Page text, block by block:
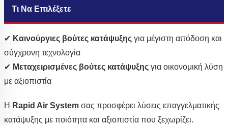
Τι Να Επιλέξετε
✔ Καινούργιες βούτες κατάψυξης για μέγιστη απόδοση και
σύγχρονη τεχνολογία
✔ Μεταχειρισμένες βούτες κατάψυξης για οικονομική λύση
με αξιοπιστία
Η Rapid Air System σας προσφέρει λύσεις επαγγελματικής
κατάψυξης με ποιότητα και αξιοπιστία που ξεχωρίζει.